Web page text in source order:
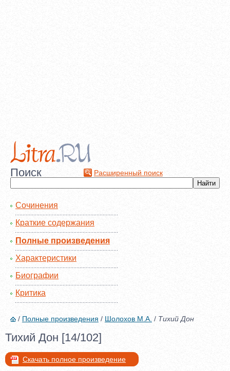
Поиск Расширенный поиск
Сочинения
Краткие содержания
Полные произведения
Характеристики
Биографии
Критика
/ Полные произведения / Шолохов М.А. / Тихий Дон
Тихий Дон [14/102]
Скачать полное произведение